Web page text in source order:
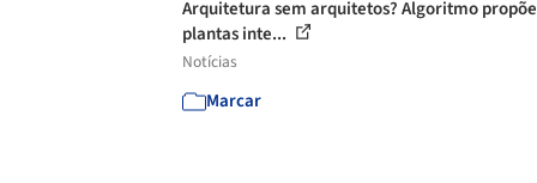
Arquitetura sem arquitetos? Algoritmo propõe
plantas inte...
Notícias
Marcar